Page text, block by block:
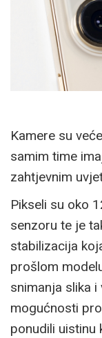
Kamere su
samim time
zahtjevnim
Pikseli su oko
senzoru te je
stabilizacija
prošlom
snimanja slika
mogućnosti
ponudili uistinu